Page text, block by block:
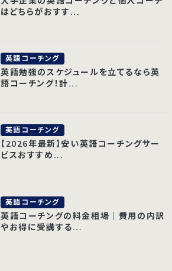
はどちらがおすす...
英語コーチング
英語勉強のスケジュールを立てるなら英
語コーチング！計...
英語コーチング
【2026年最新】安い英語コーチングサー
ビスおすすめ...
英語コーチング
英語コーチングの料金相場｜費用の内訳
やお得に受講する...